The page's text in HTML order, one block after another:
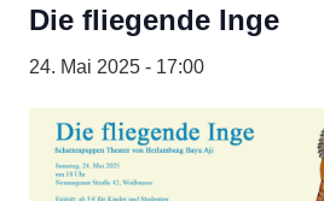
Die fliegende Inge
24. Mai 2025 - 17:00